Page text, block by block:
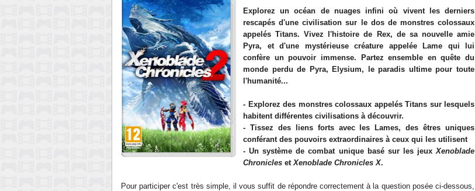
Explorez un océan de nuages infini où vivent les derniers
rescapés d'une civilisation sur le dos de monstres colossaux
appelés Titans. Vivez l'histoire de Rex, de sa nouvelle amie
Pyra, et d'une mystérieuse créature appelée Lame qui lui
confère un pouvoir immense. Partez ensemble en quête du
monde perdu de Pyra, Elysium, le paradis ultime pour toute
l'humanité...
- Explorez des monstres colossaux appelés Titans sur lesquels
habitent différentes civilisations à découvrir.
- Tissez des liens forts avec les Lames, des êtres uniques
conférant des pouvoirs extraordinaires à ceux qui les utilisent
- Un système de combat unique basé sur les jeuxXenoblade
Chronicles etXenoblade Chronicles X.
Pour participer c'est très simple, il vous suffit de répondre correctement à la question posée ci-dessous,